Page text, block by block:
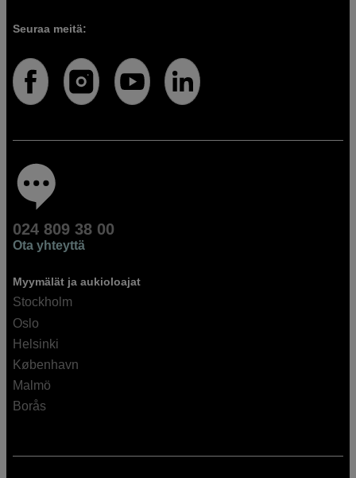
Seuraa meitä:
024 809 38 00
Ota yhteyttä
Myymälät ja aukioloajat
Stockholm
Oslo
Helsinki
København
Malmö
Borås